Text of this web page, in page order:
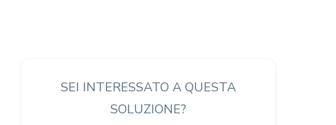
SEI INTERESSATO A QUESTA
SOLUZIONE?